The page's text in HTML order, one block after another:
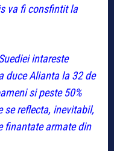
va fi consfintit la
intareste
duce Alianta la 32 de
si peste 50%
se reflecta, inevitabil,
finantate armate din